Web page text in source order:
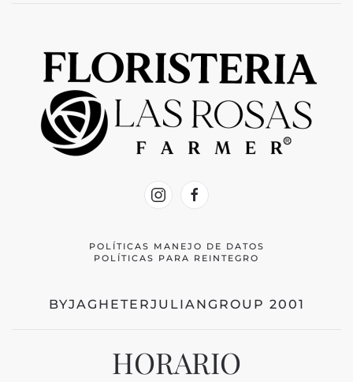
POLÍTICAS MANEJO DE DATOS
POLÍTICAS PARA REINTEGRO
BYJAGHETERJULIANGROUP 2001
HORARIO